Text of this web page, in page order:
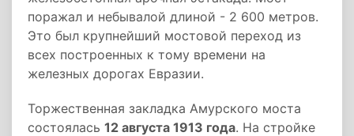
поражал и небывалой длиной - 2 600 метров.
Это был крупнейший мостовой переход из
всех построенных к тому времени на
железных дорогах Евразии.
Торжественная закладка Амурского моста
состоялась 12 августа 1913 года. На стройке